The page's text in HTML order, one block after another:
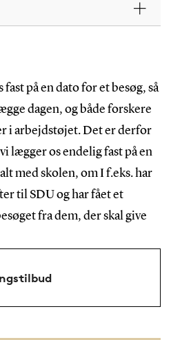
fast på en dato for et besøg, så
dagen, og både forskere
i arbejdstøjet. Det er derfor
lægger os endelig fast på en
med skolen, om I f.eks. har
til SDU og har fået et
fra dem, der skal give